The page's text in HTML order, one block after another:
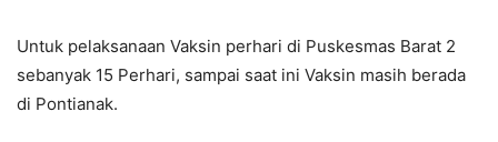
Untuk pelaksanaan Vaksin perhari di Puskesmas Barat 2
sebanyak 15 Perhari, sampai saat ini Vaksin masih berada
di Pontianak.